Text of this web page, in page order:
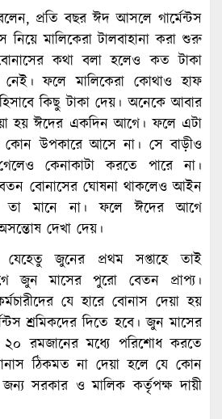
প্রতি বছর ঈদ আসলে গার্মেন্টস
নিয়ে মালিকেরা টালবাহানা করা শুরু
বোনাসের কথা বলা হলেও কত টাকা
ফলে মালিকেরা কোথাও হাফ
কিছু টাকা দেয়। অনেকে আবার
হয় ঈদের একদিন আগে। ফলে এটা
কোন উপকারে আসে না। সে বাড়ীও
কেনাকাটা করতে পারে না।
বোনাসের ঘোষনা থাকলেও আইন
তা মানে না। ফলে ঈদের আগে
দেখা দেয়।
জুনের প্রথম সপ্তাহে তাই
জুন মাসের পুরো বেতন প্রাপ্য।
যে হারে বোনাস দেয়া হয়
শ্রমিকদের দিতে হবে। জুন মাসের
রমজানের মধ্যে পরিশোধ করতে
ঠিকমত না দেয়া হলে যে কোন
জন্য সরকার ও মালিক কর্তৃপক্ষ দায়ী